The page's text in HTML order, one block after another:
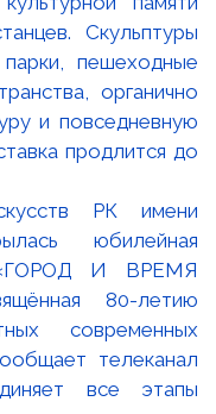
РК имени
юбилейная
«ГОРОД И ВРЕМЯ
80-летию
современных
телеканал
все этапы